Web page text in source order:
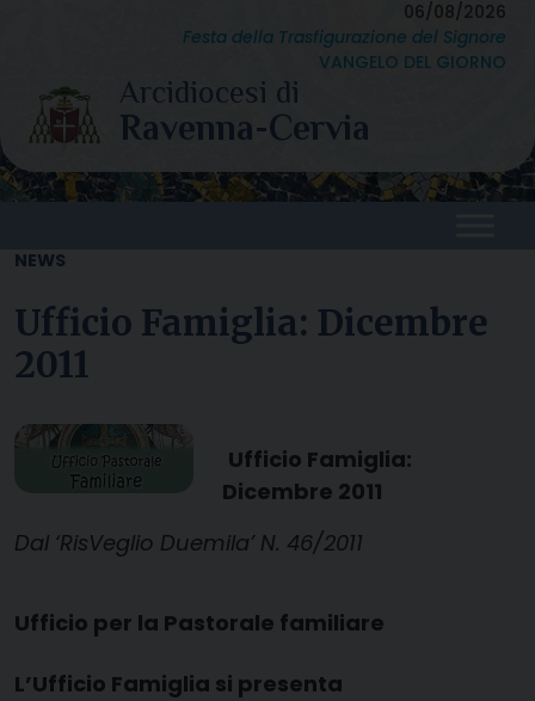
content
06/08/2026
Festa della Trasfigurazione del Signore
VANGELO DEL GIORNO
NEWS
Ufficio Famiglia: Dicembre
2011
Ufficio Famiglia:
Dicembre 2011
Dal ‘RisVeglio Duemila’ N. 46/2011
Ufficio per la Pastorale familiare
L’Ufficio Famiglia si presenta